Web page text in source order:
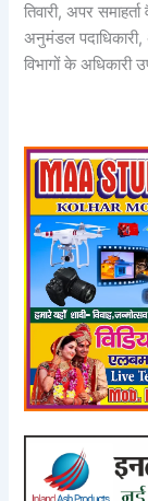
तिवारी, अपर
अनुमंडल पदाधिकारी,
विभागों के अधिकारी